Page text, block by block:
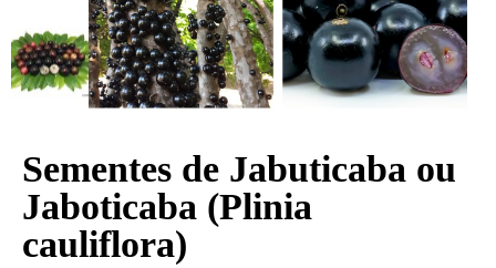
Sementes de Jabuticaba ou
Jaboticaba (Plinia
cauliflora)